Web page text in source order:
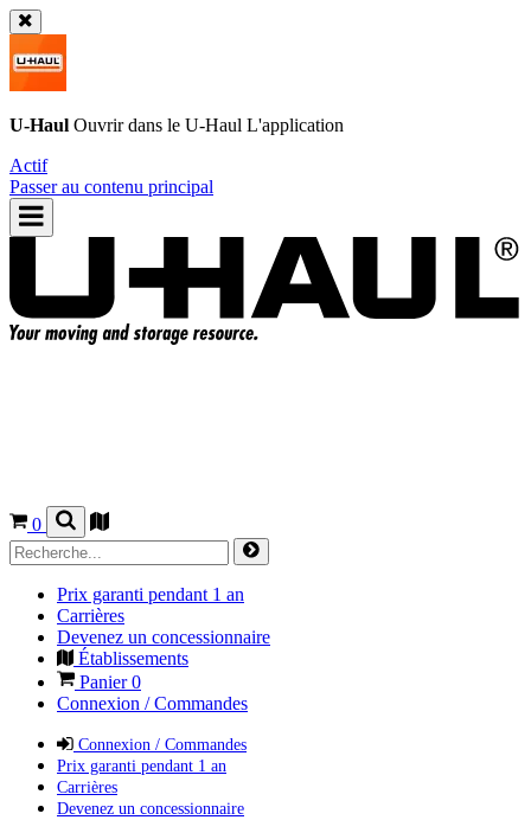
U-Haul Ouvrir dans le U-Haul L'application
Actif
Passer au contenu principal
0
Prix garanti pendant 1 an
Carrières
Devenez un concessionnaire
Établissements
Panier0
Connexion / Commandes
Connexion / Commandes
Prix garanti pendant 1 an
Carrières
Devenez un concessionnaire